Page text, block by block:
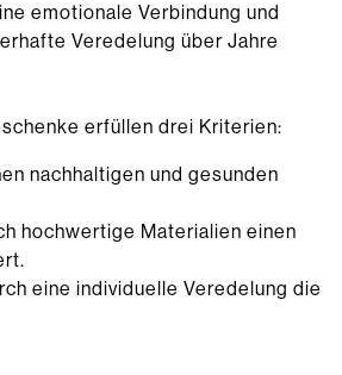
emotionale Verbindung und
Veredelung über Jahre
erfüllen drei Kriterien:
nachhaltigen und gesunden
hochwertige Materialien einen
eine individuelle Veredelung die